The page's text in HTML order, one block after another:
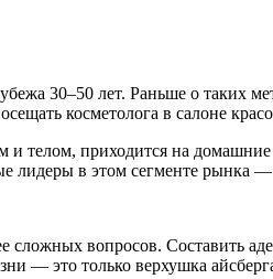
30–50 лет. Раньше о таких
косметолога в салоне
и телом, приходится на
лидеры в этом сегменте рынка
вопросов. Составить
— это только верхушка